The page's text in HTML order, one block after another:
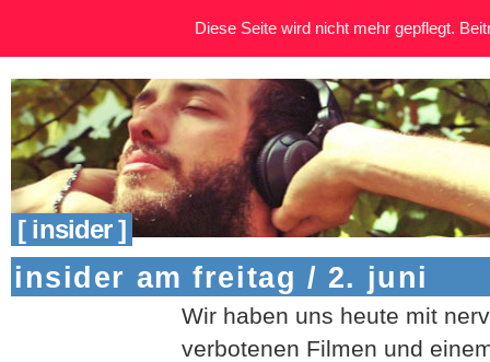
[ insider ]
insider am freitag / 2. juni
Wir haben uns heute mit
verbotenen Filmen und
Diese Seite wird nicht mehr gepflegt.